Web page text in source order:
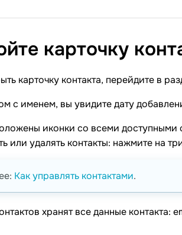
карточку
карточку контакта, перейдите в
с именем, вы увидите дату
иконки со всеми доступными
или удалять контакты: нажмите на
Как управлять контактами.
хранят все данные